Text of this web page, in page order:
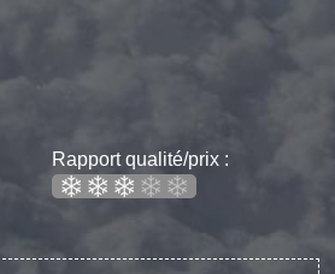
Rapport qualité/prix :